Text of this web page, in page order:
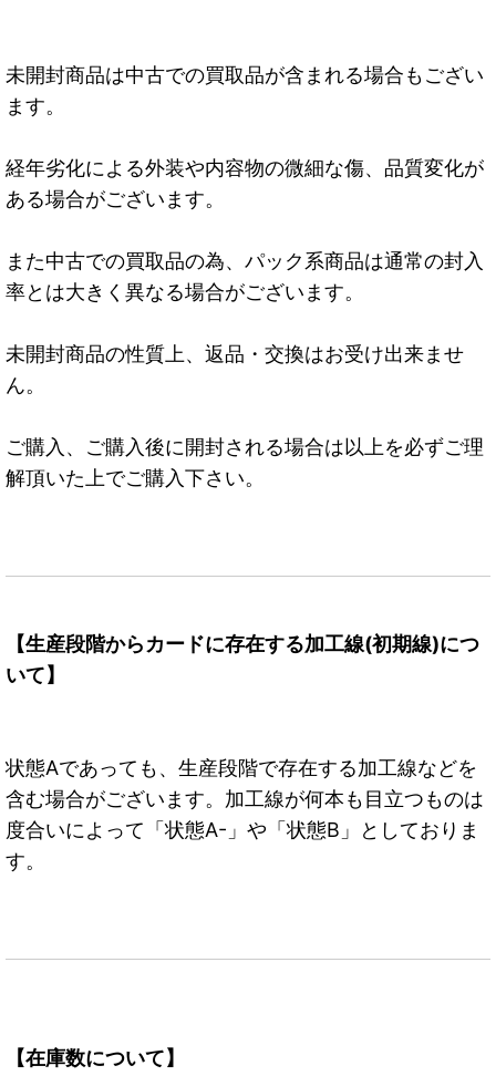
未開封商品は中古での買取品が含まれる場合もござい
ます。
経年劣化による外装や内容物の微細な傷、品質変化が
ある場合がございます。
また中古での買取品の為、パック系商品は通常の封入
率とは大きく異なる場合がございます。
未開封商品の性質上、返品・交換はお受け出来ませ
ん。
ご購入、ご購入後に開封される場合は以上を必ずご理
解頂いた上でご購入下さい。
【生産段階からカードに存在する加工線(初期線)につ
いて】
状態Aであっても、生産段階で存在する加工線などを
含む場合がございます。加工線が何本も目立つものは
度合いによって「状態A-」や「状態B」としておりま
す。
【在庫数について】